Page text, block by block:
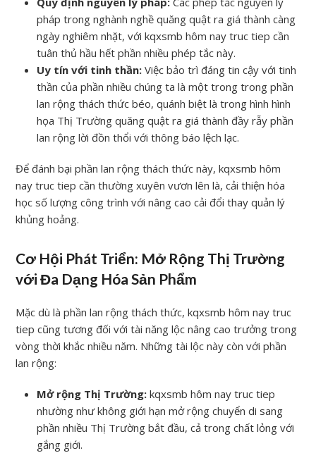
pháp trong nghành nghề quăng quật ra giá thành càng
ngày nghiêm nhặt, với kqxsmb hôm nay truc tiep cần
tuân thủ hầu hết phần nhiều phép tắc này.
Uy tín với tinh thần: Việc bảo trì đáng tin cậy với tinh
thần của phần nhiều chúng ta là một trong trong phần
lan rộng thách thức béo, quánh biệt là trong hình hình
họa Thị Trường quăng quật ra giá thành đầy rẫy phần
lan rộng lời đồn thổi với thông báo lệch lạc.
Để đánh bại phần lan rộng thách thức này, kqxsmb hôm
nay truc tiep cần thường xuyên vươn lên là, cải thiện hóa
học số lượng công trình với nâng cao cải đổi thay quản lý
khủng hoảng.
Cơ Hội Phát Triển: Mở Rộng Thị Trường
với Đa Dạng Hóa Sản Phẩm
Mặc dù là phần lan rộng thách thức, kqxsmb hôm nay truc
tiep cũng tương đối với tài năng lộc nâng cao trưởng trong
vòng thời khắc nhiều năm. Những tài lộc này còn với phần
lan rộng:
Mở rộng Thị Trường: kqxsmb hôm nay truc tiep
nhường như không giới hạn mở rộng chuyển di sang
phần nhiều Thị Trường bắt đầu, cả trong chất lỏng với
gắng giới.